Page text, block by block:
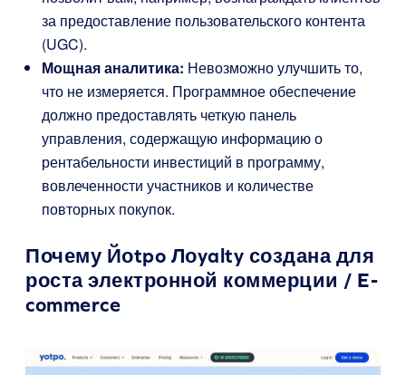
за предоставление пользовательского контента
(UGC).
Мощная аналитика: Невозможно улучшить то,
что не измеряется. Программное обеспечение
должно предоставлять четкую панель
управления, содержащую информацию о
рентабельности инвестиций в программу,
вовлеченности участников и количестве
повторных покупок.
Почему Йоtpo Лоyalty создана для
роста электронной коммерции / E-
commerce